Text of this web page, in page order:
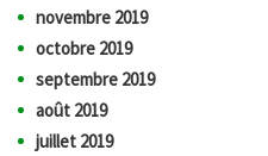
novembre 2019
octobre 2019
septembre 2019
août 2019
juillet 2019